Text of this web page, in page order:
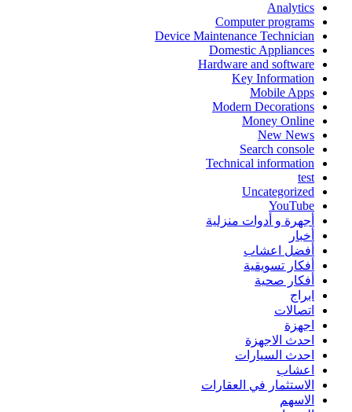
Analytics
Computer programs
Device Maintenance Technician
Domestic Appliances
Hardware and software
Key Information
Mobile Apps
Modern Decorations
Money Online
New News
Search console
Technical information
test
Uncategorized
YouTube
أجهرة و أدوات منزلية
أخبار
أفضل اعشاب
أفكار تسويقية
أفكار صحية
ابراج
اتصالات
اجهزة
احدث الاجهزة
احدث السيارات
اعشاب
الاستثمار في العقارات
الاسهم